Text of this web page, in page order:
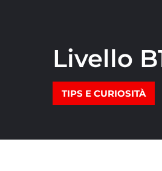
Livello
TIPS E CURIOSITÀ